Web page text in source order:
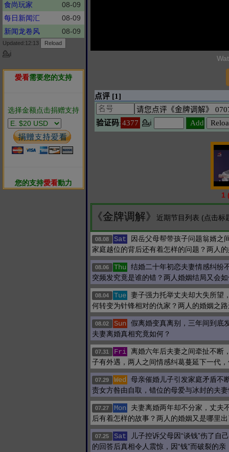
食尚玩家
08-09
每日新闻汇
08-09
新闻龙卷风
08-09
Updated:12:13
💁ℹ
愛看需要您的支持
选择金额点击捐赠支持
您的支持愛看動力
1
《金牌调解》 近期节目列表 (点击标
08.08 Sat
因岳父母帮带孩子问题翁婿之
家庭越位的背后还有着怎样的问题？两人
08.06 Thu
结婚二十年初恋夫妻情感纠纷
突频发究竟是谁的错？两人婚姻结局又会
08.04 Tue 妻子强力托举丈夫却大失所望
何转变为针锋相对的仇家？两人的婚姻之
08.02 Sun
假离婚变真离别，三年间到底
夫妻离婚真相究竟如何？
07.31 Fri 离婚六年后夫妻之间牵扯不断
子有外遇，两人之间情感纠葛蔓延下一代
07.29 Wed
母亲催婚儿子引发家庭矛盾不
责女方咎由自取，错位的母爱与冰封的夫
07.27 Mon
夫妻离婚两年却不分家，丈夫
后有着怎样的故事？两人的婚姻又是哪里
07.25 Sat
儿子控诉父母因“谈钱”伤了自
的回答后真相令人震惊，因“钱”而破裂的亲